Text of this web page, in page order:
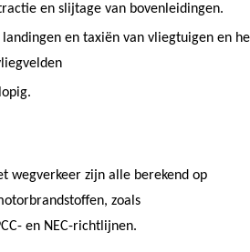
en slijtage van bovenleidingen.
landingen en taxiën van vliegtuigen en
wegverkeer zijn alle berekend op
zoals
en NEC-richtlijnen.